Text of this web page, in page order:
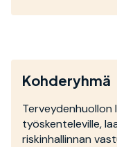
Kohderyhmä
työskenteleville,
riskinhallinnan